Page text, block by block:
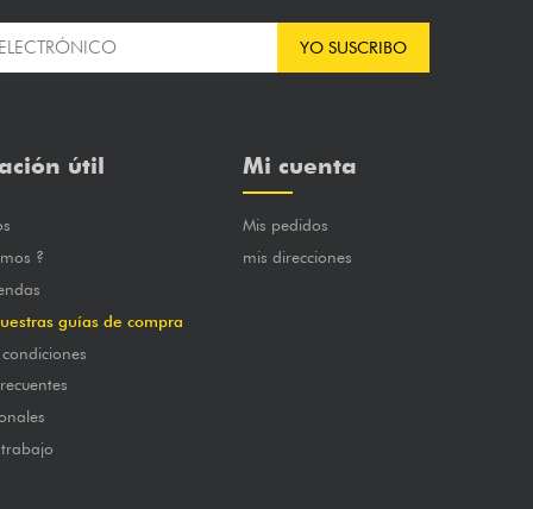
YO SUSCRIBO
útil
?
guías de compra
Mi cuenta
Mis pedidos
mis direcciones